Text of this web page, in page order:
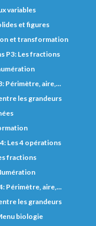
variables
et figures
et transformation
P3: Les fractions
Périmètre, aire,...
les grandeurs
Les 4 opérations
fractions
Périmètre, aire,...
les grandeurs
biologie